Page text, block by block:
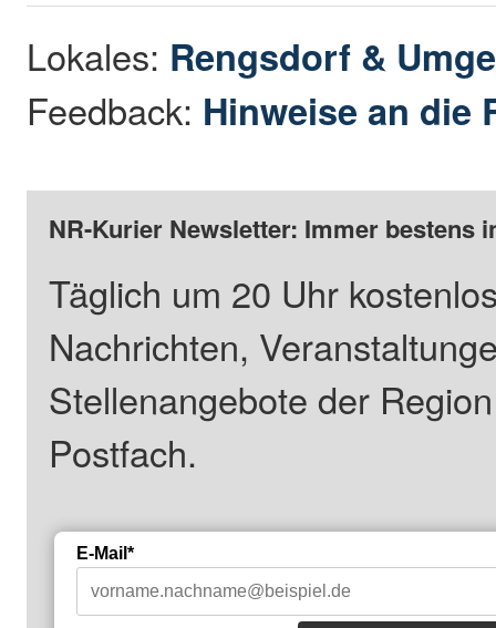
Lokales: Rengsdorf &
Feedback: Hinweise an die
NR-Kurier Newsletter: Immer bestens
Täglich um 20 Uhr
Nachrichten,
Stellenangebote der
Postfach.
E-Mail*